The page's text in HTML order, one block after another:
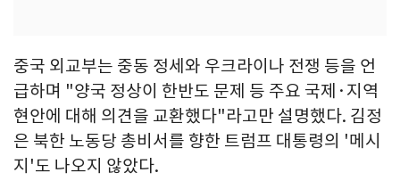
중국 외교부는 중동 정세와 우크라이나 전쟁 등을 언
급하며 "양국 정상이 한반도 문제 등 주요 국제·지역
현안에 대해 의견을 교환했다"라고만 설명했다. 김정
은 북한 노동당 총비서를 향한 트럼프 대통령의 '메시
지'도 나오지 않았다.